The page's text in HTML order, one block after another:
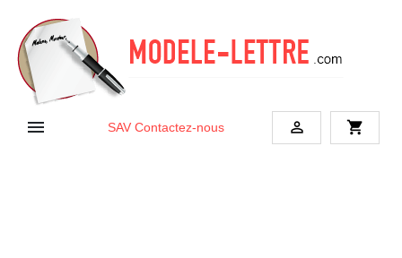
 SAV Contactez-nous  shopping_cart